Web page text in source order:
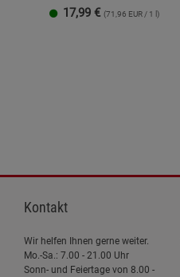
17,99 € (71,96 EUR / 1 l)
Kontakt
Wir helfen Ihnen gerne weiter.
Mo.-Sa.: 7.00 - 21.00 Uhr
Sonn- und Feiertage von 8.00 -